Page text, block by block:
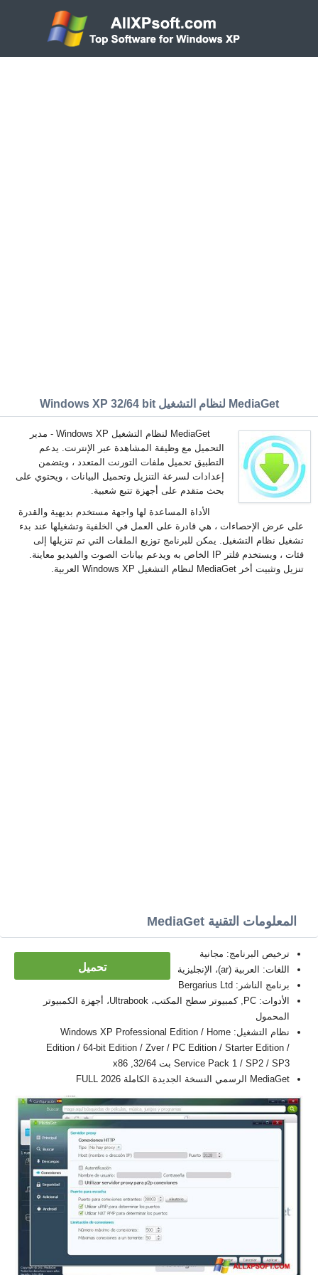
MediaGet لنظام التشغيل Windows XP 32/64 bit
MediaGet لنظام التشغيل Windows XP - مدير
التحميل مع وظيفة المشاهدة عبر الإنترنت. يدعم
التطبيق تحميل ملفات التورنت المتعدد ، ويتضمن
إعدادات لسرعة التنزيل وتحميل البيانات ، ويحتوي على
بحث متقدم على أجهزة تتبع شعبية.
الأداة المساعدة لها واجهة مستخدم بديهية والقدرة
على عرض الإحصاءات ، هي قادرة على العمل في الخلفية وتشغيلها عند بدء
تشغيل نظام التشغيل. يمكن للبرنامج توزيع الملفات التي تم تنزيلها إلى
فئات ، ويستخدم فلتر IP الخاص به ويدعم بيانات الصوت والفيديو معاينة.
تنزيل وتثبيت أخر MediaGet لنظام التشغيل Windows XP العربية.
المعلومات التقنية MediaGet
تحميل
ترخيص البرنامج: مجانية
اللغات: العربية (ar)، الإنجليزية
برنامج الناشر: Bergarius Ltd
الأدوات: PC, كمبيوتر سطح المكتب، Ultrabook، أجهزة الكمبيوتر
المحمول
نظام التشغيل: Windows XP Professional Edition / Home
Edition / 64-bit Edition / Zver / PC Edition / Starter Edition /
Service Pack 1 / SP2 / SP3 بت 32/64, x86
MediaGet الرسمي النسخة الجديدة الكاملة FULL 2026